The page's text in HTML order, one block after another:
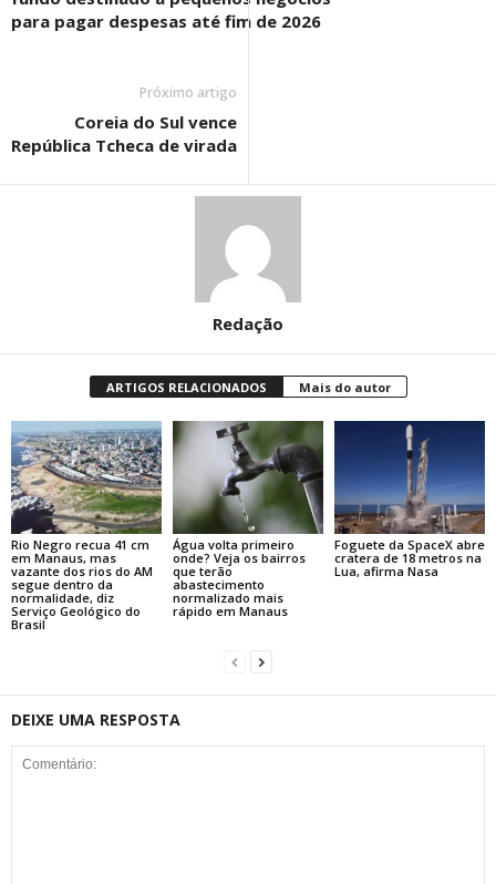
para pagar despesas até fim de 2026
Próximo artigo
Coreia do Sul vence
República Tcheca de virada
Redação
ARTIGOS RELACIONADOS Mais do autor
Rio Negro recua 41 cm
em Manaus, mas
vazante dos rios do AM
segue dentro da
normalidade, diz
Serviço Geológico do
Brasil
Água volta primeiro
onde? Veja os bairros
que terão
abastecimento
normalizado mais
rápido em Manaus
Foguete da SpaceX abre
cratera de 18 metros na
Lua, afirma Nasa
DEIXE UMA RESPOSTA